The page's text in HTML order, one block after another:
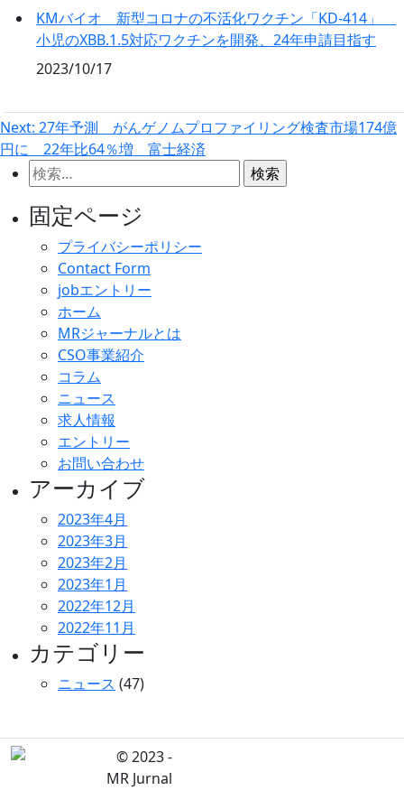
KMバイオ 新型コロナの不活化ワクチン「KD-414」
小児のXBB.1.5対応ワクチンを開発、24年申請目指す
2023/10/17
投
稿
ナ
ビ
Next: 27年予測 がんゲノムプロファイリング検査市場174億
円に 22年比64％増 富士経済
検
索:
固定ページ
プライバシーポリシー
Contact Form
jobエントリー
ホーム
MRジャーナルとは
CSO事業紹介
コラム
ニュース
求人情報
エントリー
お問い合わせ
アーカイブ
2023年4月
2023年3月
2023年2月
2023年1月
2022年12月
2022年11月
カテゴリー
ニュース (47)
© 2023 -
MR Jurnal